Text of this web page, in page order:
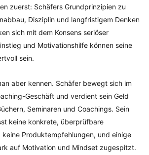
zuerst: Schäfers Grundprinzipien zu
Disziplin und langfristigem Denken
sich mit dem Konsens seriöser
und Motivationshilfe können seine
sein.
aber kennen. Schäfer bewegt sich im
Geschäft und verdient sein Geld
Seminaren und Coachings. Sein
keine konkrete, überprüfbare
Produktempfehlungen, und einige
auf Motivation und Mindset zugespitzt.